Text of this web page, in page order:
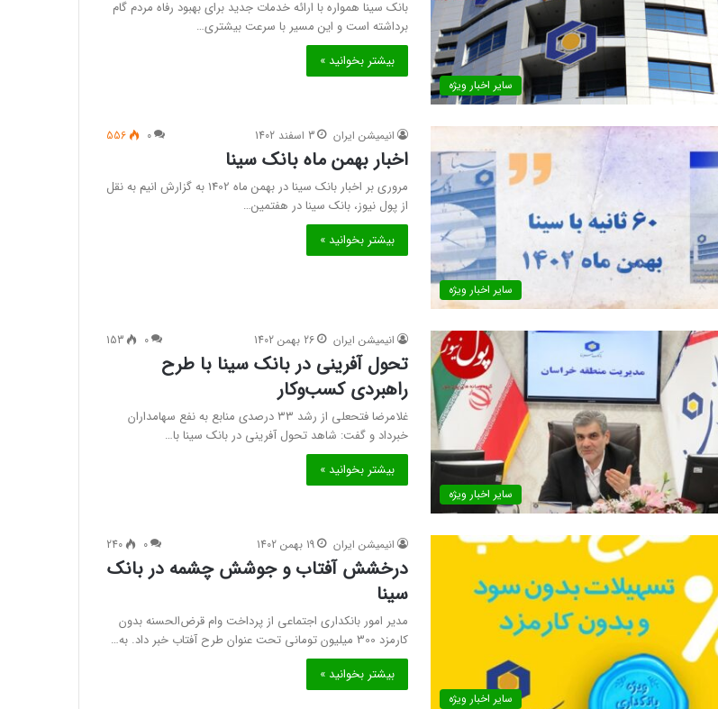
سایر اخبار ویژه
بانک سینا همواره با ارائه خدمات جدید برای بهبود رفاه مردم گام
برداشته است و این مسیر با سرعت بیشتری…
بیشتر بخوانید »
سایر اخبار ویژه
انیمیشن ایران 3 اسفند 1402 0
556
اخبار بهمن ماه بانک سینا
مروری بر اخبار بانک سینا در بهمن ماه 1402 به گزارش انیم به نقل
از پول نیوز، بانک سینا در هفتمین…
بیشتر بخوانید »
سایر اخبار ویژه
انیمیشن ایران 26 بهمن 1402 0
153
تحول آفرینی در بانک سینا با طرح
راهبردی کسب‌وکار
غلامرضا فتحعلی از رشد ۳۳ درصدی منابع به نفع سهامداران
خبرداد و گفت: شاهد تحول آفرینی در بانک سینا با…
بیشتر بخوانید »
سایر اخبار ویژه
انیمیشن ایران 19 بهمن 1402 0
240
درخشش آفتاب و جوشش چشمه در بانک
سینا
مدیر امور بانکداری اجتماعی از پرداخت وام قرض‌الحسنه بدون
کارمزد 300 میلیون تومانی تحت عنوان طرح آفتاب خبر داد. به…
بیشتر بخوانید »